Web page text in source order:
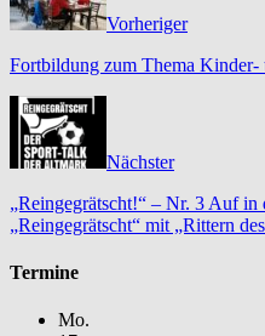
Vorheriger
Fortbildung zum Thema Kinder-
Nächster
„Reingegrätscht!“ – Nr. 3 Auf in
„Reingegrätscht“ mit „Rittern
Termine
Mo.